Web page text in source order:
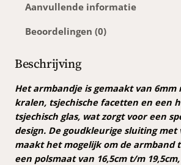
g
a
s
a
r
m
b
Aanvullende informatie
Beoordelingen (0)
Beschrijving
Het armbandje is gemaakt van
kralen, tsjechische facetten en een
tsjechisch glas, wat zorgt voor een
design. De goudkleurige sluiting
maakt het mogelijk om de armband
een polsmaat van 16,5cm t/m